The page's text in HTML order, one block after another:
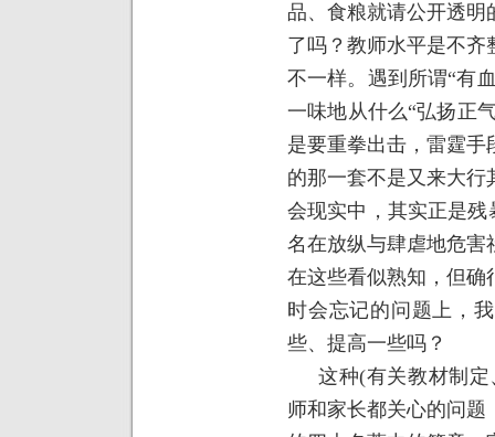
品、食粮就请公开透
了吗？教师水平是不
不一样。遇到所谓“有
一味地从什么“弘扬正
是要重拳出击，雷霆
的那一套不是又来大
会现实中，其实正是残
名在放纵与肆虐地危害
在这些看似熟知，但确
时会忘记的问题上，
些、提高一些吗？
这种(有关教材制
师和家长都关心的问